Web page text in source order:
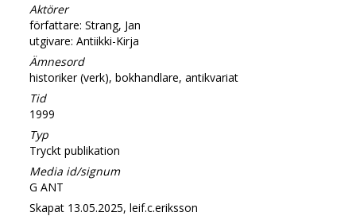
Aktörer
författare: Strang, Jan
utgivare: Antiikki-Kirja
Ämnesord
historiker (verk), bokhandlare, antikvariat
Tid
1999
Typ
Tryckt publikation
Media id/signum
G ANT
Skapat 13.05.2025, leif.c.eriksson